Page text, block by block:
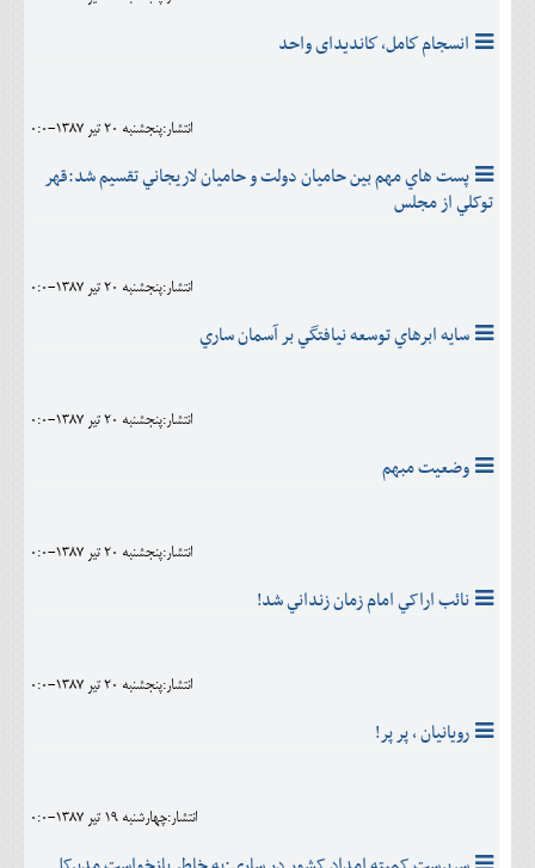
انسجام كامل، كاندیدای واحد
انتشار:پنجشنبه 20 تير 1387-0:0
پست هاي مهم بين حاميان دولت و حاميان لاريجاني تقسيم شد:قهر
توکلي از مجلس
انتشار:پنجشنبه 20 تير 1387-0:0
سايه ابرهاي توسعه نيافتگي بر آسمان ساري
انتشار:پنجشنبه 20 تير 1387-0:0
وضعیت مبهم
انتشار:پنجشنبه 20 تير 1387-0:0
نائب اراکي امام زمان زنداني شد!
انتشار:پنجشنبه 20 تير 1387-0:0
رویانیان ، پر پر!
انتشار:چهارشنبه 19 تير 1387-0:0